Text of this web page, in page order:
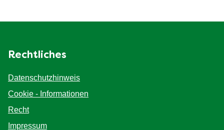
Rechtliches
Datenschutzhinweis
Cookie-Einstellungen
Cookie - Informationen
Recht